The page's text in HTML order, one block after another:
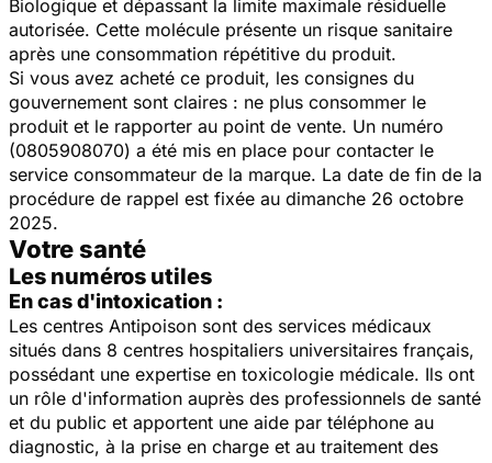
Biologique et dépassant la limite maximale résiduelle
autorisée. Cette molécule présente un risque sanitaire
après une consommation répétitive du produit.
Si vous avez acheté ce produit, les consignes du
gouvernement sont claires : ne plus consommer le
produit et le rapporter au point de vente. Un numéro
(0805908070) a été mis en place pour contacter le
service consommateur de la marque. La date de fin de la
procédure de rappel est fixée au dimanche 26 octobre
2025.
Votre santé
Les numéros utiles
En cas d'intoxication :
Les centres Antipoison sont des services médicaux
situés dans 8 centres hospitaliers universitaires français,
possédant une expertise en toxicologie médicale. Ils ont
un rôle d'information auprès des professionnels de santé
et du public et apportent une aide par téléphone au
diagnostic, à la prise en charge et au traitement des